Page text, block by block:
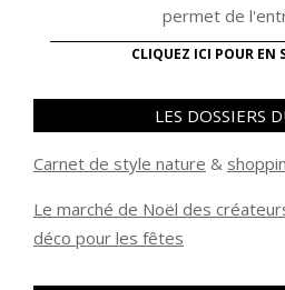
permet de
CLIQUEZ ICI POUR EN
LES DOSSIERS
Carnet de style nature &
Le marché de Noël des
déco pour les fêtes